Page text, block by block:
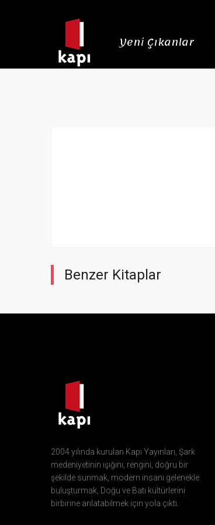
Yeni Çıkanlar
Benzer Kitaplar
2004 yılında kurulan Kapı Yayınları, Şark
medeniyetinin ışığını, rengini, doğru bir
şekilde sunmak, modern insanı gelenekle
buluşturmak, Doğu ve Batı kültürlerini
birbirine anlatabilmek için yola çıktı.